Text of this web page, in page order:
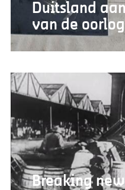
Duitsland
van de oorlog
Breaking